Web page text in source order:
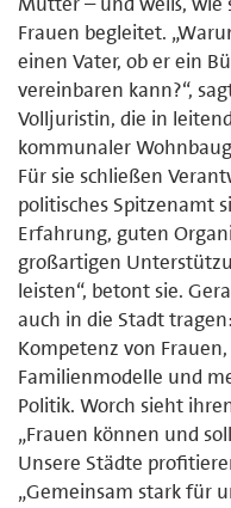
Frauen begleitet.
einen Vater, ob er ein
vereinbaren kann?“,
Volljuristin, die in
kommunaler
Für sie schließen
politisches Spitzenamt
Erfahrung, guten
großartigen
leisten“, betont sie.
auch in die Stadt
Kompetenz von
Familienmodelle und
Politik. Worch sieht
„Frauen können und
Unsere Städte
„Gemeinsam stark für